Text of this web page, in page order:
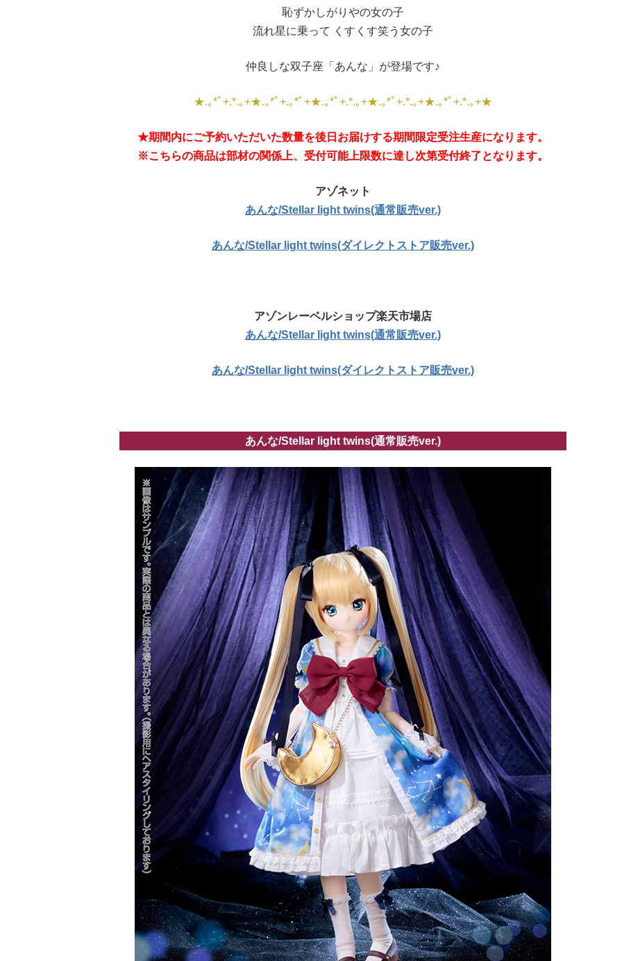
恥ずかしがりやの女の子
流れ星に乗って くすくす笑う女の子
仲良しな双子座「あんな」が登場です♪
★.｡*ﾟ+.*.｡+★.｡*ﾟ+.｡*ﾟ+★.｡*ﾟ+.*.｡+★.｡*ﾟ+.*.｡+★.｡*ﾟ+.*.｡+★
★期間内にご予約いただいた数量を後日お届けする期間限定受注生産になります。
※こちらの商品は部材の関係上、受付可能上限数に達し次第受付終了となります。
アゾネット
あんな/Stellar light twins(通常販売ver.)
あんな/Stellar light twins(ダイレクトストア販売ver.)
アゾンレーベルショップ楽天市場店
あんな/Stellar light twins(通常販売ver.)
あんな/Stellar light twins(ダイレクトストア販売ver.)
あんな/Stellar light twins(通常販売ver.)